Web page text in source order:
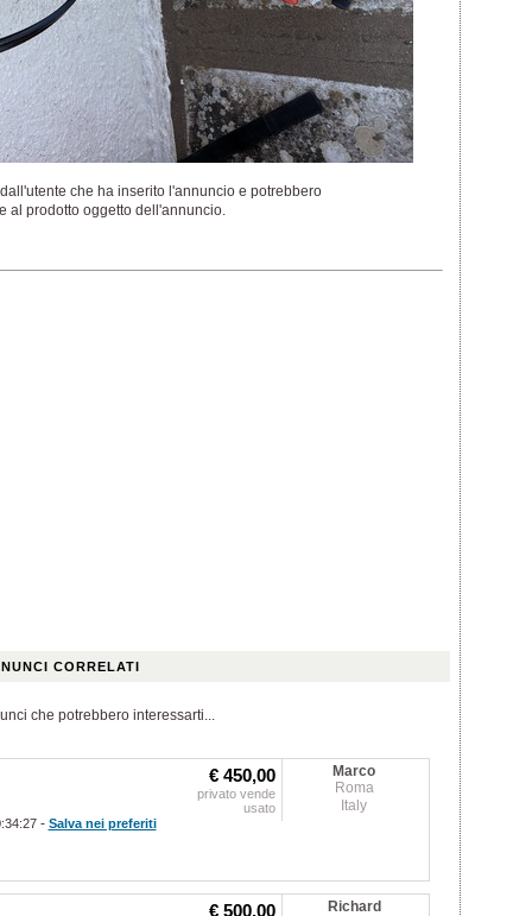
che ha inserito l'annuncio e potrebbero
al prodotto oggetto dell'annuncio.
CORRELATI
che potrebbero interessarti...
- Salva nei preferiti
€ 450,00
privato vende
usato
Marco
Roma
Italy
€ 500,00
Richard